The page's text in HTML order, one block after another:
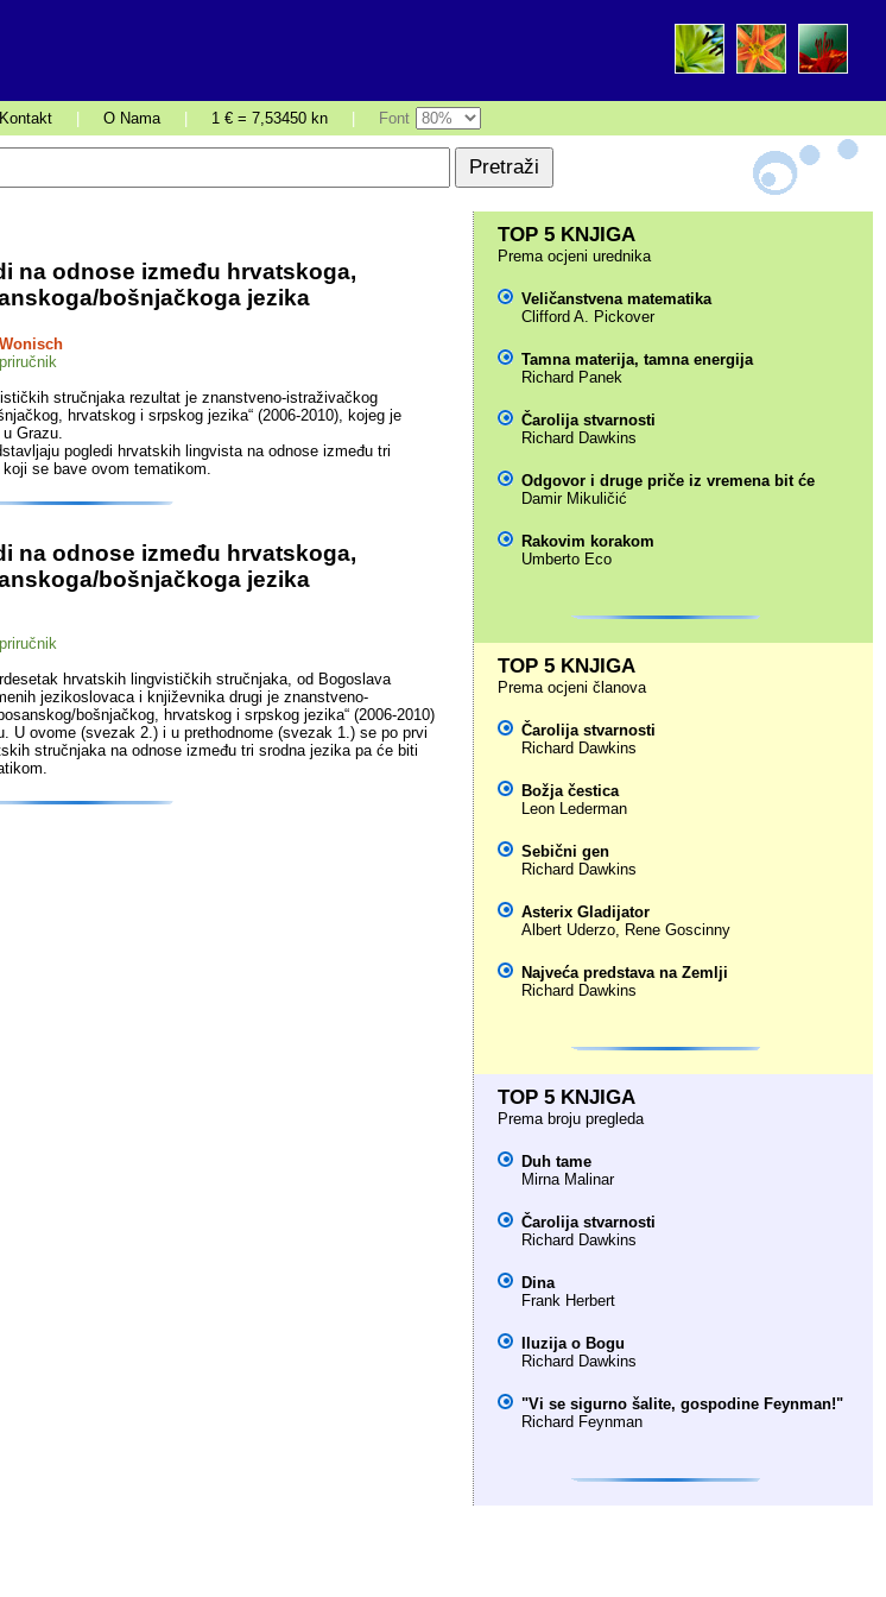
Kontakt O Nama 1 € = 7,53450 kn Font
na odnose između hrvatskoga,
bošnjačkoga jezika
stručnjaka rezultat je znanstveno-istraživačkog
hrvatskog i srpskog jezika“ (2006-2010), kojeg je
Grazu.
pogledi hrvatskih lingvista na odnose između tri
se bave ovom tematikom.
na odnose između hrvatskoga,
bošnjačkoga jezika
hrvatskih lingvističkih stručnjaka, od Bogoslava
jezikoslovaca i književnika drugi je znanstveno-
bošnjačkog, hrvatskog i srpskog jezika“ (2006-2010)
U ovome (svezak 2.) i u prethodnome (svezak 1.) se po prvi
stručnjaka na odnose između tri srodna jezika pa će biti
TOP 5 KNJIGA
Prema ocjeni urednika
Veličanstvena matematika
Clifford A. Pickover
Tamna materija, tamna energija
Richard Panek
Čarolija stvarnosti
Richard Dawkins
Odgovor i druge priče iz vremena bit će
Damir Mikuličić
Rakovim korakom
Umberto Eco
TOP 5 KNJIGA
Prema ocjeni članova
Čarolija stvarnosti
Richard Dawkins
Božja čestica
Leon Lederman
Sebični gen
Richard Dawkins
Asterix Gladijator
Albert Uderzo, Rene Goscinny
Najveća predstava na Zemlji
Richard Dawkins
TOP 5 KNJIGA
Prema broju pregleda
Duh tame
Mirna Malinar
Čarolija stvarnosti
Richard Dawkins
Dina
Frank Herbert
Iluzija o Bogu
Richard Dawkins
"Vi se sigurno šalite, gospodine Feynman!"
Richard Feynman